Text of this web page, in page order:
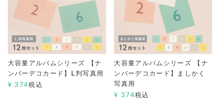
大容量アルバムシリーズ 【ナ
ンバーデコカード】L判写真用
¥ 374税込
大容量アルバムシリーズ 【ナ
ンバーデコカード】ましかく
写真用
¥ 374税込